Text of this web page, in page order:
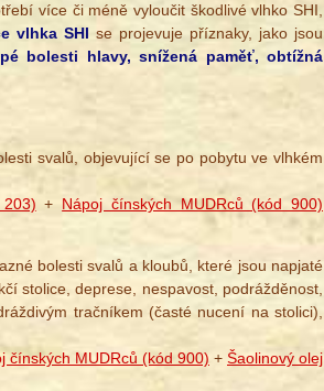
více či méně vyloučit škodlivé vlhko SHI,
vlhka SHI se projevuje příznaky, jako jsou
bolesti hlavy, snížená paměť, obtížná
svalů, objevující se po pobytu ve vlhkém
+ Nápoj čínských MUDRců (kód 900)
bolesti svalů a kloubů, které jsou napjaté
stolice, deprese, nespavost, podrážděnost,
tračníkem (časté nucení na stolici),
čínských MUDRců (kód 900) + Šaolinový olej